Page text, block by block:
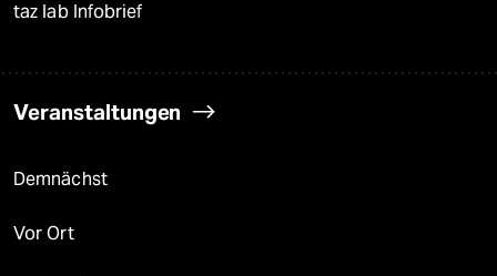
taz lab Infobrief
Veranstaltungen
Demnächst
Vor Ort